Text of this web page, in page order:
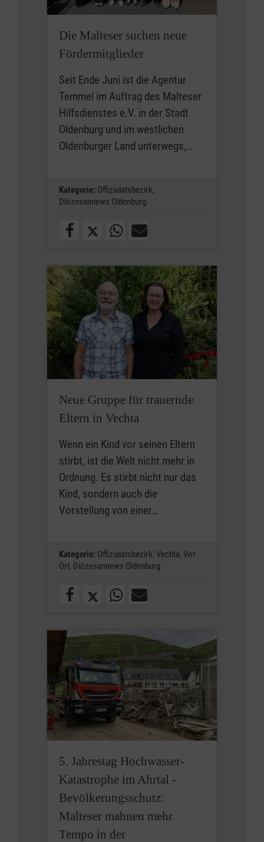
Die Malteser suchen neue
Fördermitglieder
Seit Ende Juni ist die Agentur
Temmel im Auftrag des Malteser
Hilfsdienstes e.V. in der Stadt
Oldenburg und im westlichen
Oldenburger Land unterwegs,…
Kategorie: Offizialatsbezirk,
Diözesannews Oldenburg
Neue Gruppe für trauernde
Eltern in Vechta
Wenn ein Kind vor seinen Eltern
stirbt, ist die Welt nicht mehr in
Ordnung. Es stirbt nicht nur das
Kind, sondern auch die
Vorstellung von einer…
Kategorie: Offizialatsbezirk, Vechta, Vor
Ort, Diözesannews Oldenburg
5. Jahrestag Hochwasser-
Katastrophe im Ahrtal -
Bevölkerungsschutz:
Malteser mahnen mehr
Tempo in der